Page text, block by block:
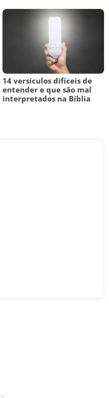
14 versículos difíceis de
entender e que são mal
interpretados na Bíblia